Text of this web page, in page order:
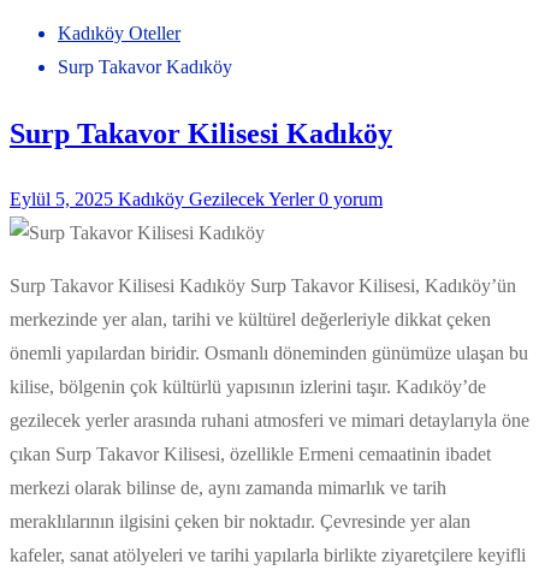
Kadıköy Oteller
Surp Takavor Kadıköy
Surp Takavor Kilisesi Kadıköy
Eylül 5, 2025 Kadıköy Gezilecek Yerler0 yorum
Surp Takavor Kilisesi Kadıköy Surp Takavor Kilisesi, Kadıköy’ün
merkezinde yer alan, tarihi ve kültürel değerleriyle dikkat çeken
önemli yapılardan biridir. Osmanlı döneminden günümüze ulaşan bu
kilise, bölgenin çok kültürlü yapısının izlerini taşır. Kadıköy’de
gezilecek yerler arasında ruhani atmosferi ve mimari detaylarıyla öne
çıkan Surp Takavor Kilisesi, özellikle Ermeni cemaatinin ibadet
merkezi olarak bilinse de, aynı zamanda mimarlık ve tarih
meraklılarının ilgisini çeken bir noktadır. Çevresinde yer alan
kafeler, sanat atölyeleri ve tarihi yapılarla birlikte ziyaretçilere keyifli